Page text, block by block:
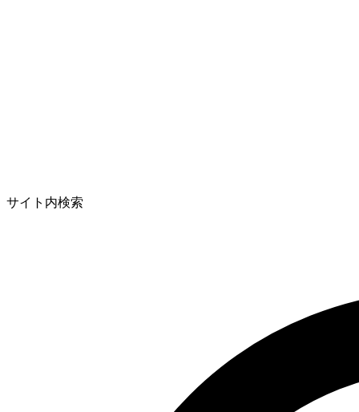
サイト内検索